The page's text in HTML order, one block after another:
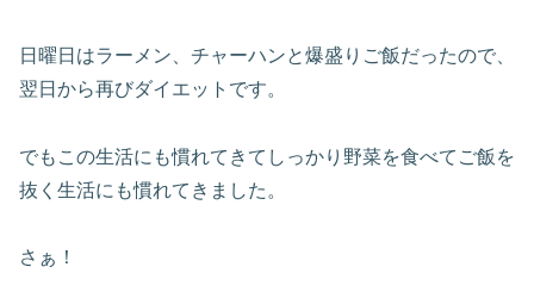
日曜日はラーメン、チャーハンと爆盛りご飯だったので、
翌日から再びダイエットです。
でもこの生活にも慣れてきてしっかり野菜を食べてご飯を
抜く生活にも慣れてきました。
さぁ！